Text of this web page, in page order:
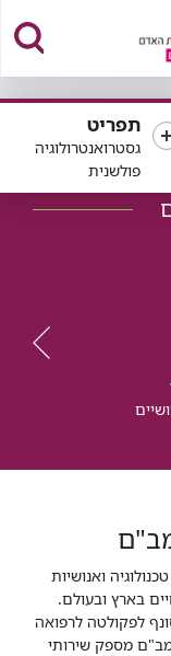
תפריט
גסטרואנטרולוגיה
פולשנית
ואנושיות
בארץ ובעולם.
לפקולטה לרפואה
אשפוז. רמב"ם מספק שירותי